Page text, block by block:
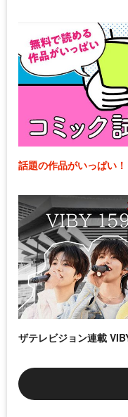
話題の作品がいっぱい！
ザテレビジョン連載